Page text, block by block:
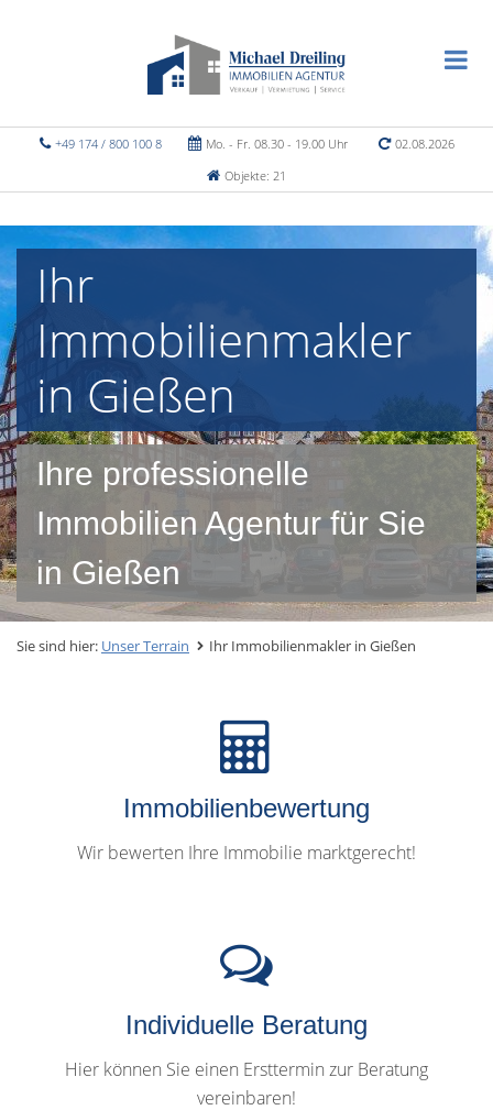
+49 174 / 800 100 8 Mo. - Fr. 08.30 - 19.00 Uhr
02.08.2026
Objekte: 21
Ihr
Immobilienmakler
in Gießen
Ihre professionelle
Immobilien Agentur für Sie
in Gießen
Sie sind hier: Unser Terrain Ihr Immobilienmakler in Gießen
Immobilienbewertung
Wir bewerten Ihre Immobilie marktgerecht!
Individuelle Beratung
Hier können Sie einen Ersttermin zur Beratung
vereinbaren!